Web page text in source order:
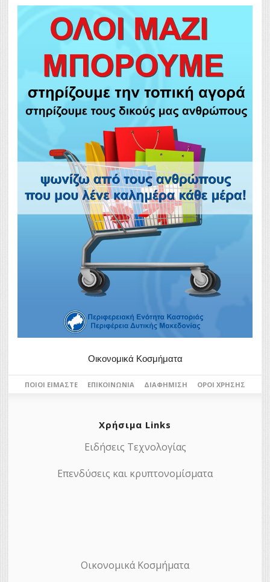
Οικονομικά Κοσμήματα
ΠΟΙΟΙ ΕΊΜΑΣΤΕ ΕΠΙΚΟΙΝΩΝΊΑ ΔΙΑΦΉΜΙΣΗ ΌΡΟΙ ΧΡΉΣΗΣ
Χρήσιμα Links
Ειδήσεις Τεχνολογίας
Επενδύσεις και κρυπτονομίσματα
Οικονομικά Κοσμήματα